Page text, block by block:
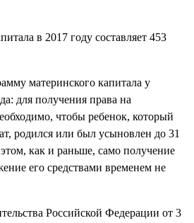
в 2017 году составляет 453
материнского капитала у
для получения права на
чтобы ребенок, который
родился или был усыновлен до 31
как и раньше, само получение
его средствами временем не
Российской Федерации от 3